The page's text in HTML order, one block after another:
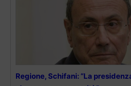
Regione, Schifani: “La